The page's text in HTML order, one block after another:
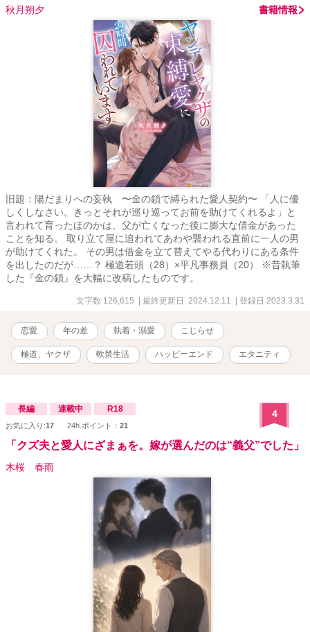
秋月朔夕 書籍情報
旧題：陽だまりへの妄執 〜金の鎖で縛られた愛人契約〜 「人に優
しくしなさい。きっとそれが巡り巡ってお前を助けてくれるよ」と
言われて育ったほのかは、父が亡くなった後に膨大な借金があった
ことを知る。 取り立て屋に追われてあわや襲われる直前に一人の男
が助けてくれた。 その男は借金を立て替えてやる代わりにある条件
を出したのだが……？ 極道若頭（28）×平凡事務員（20） ※昔執筆
した『金の鎖』を大幅に改稿したものです。
文字数 126,615 | 最終更新日 2024.12.11 | 登録日 2023.3.31
恋愛 年の差 執着・溺愛 こじらせ
極道、ヤクザ 軟禁生活 ハッピーエンド エタニティ
長編 連載中 R18
お気に入り:17 24h.ポイント： 21
4
「クズ夫と愛人にざまぁを。嫁が選んだのは“義父”でした」
木桜 春雨